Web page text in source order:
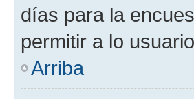
días para la
permitir a lo
Arriba